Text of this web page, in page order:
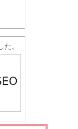
。